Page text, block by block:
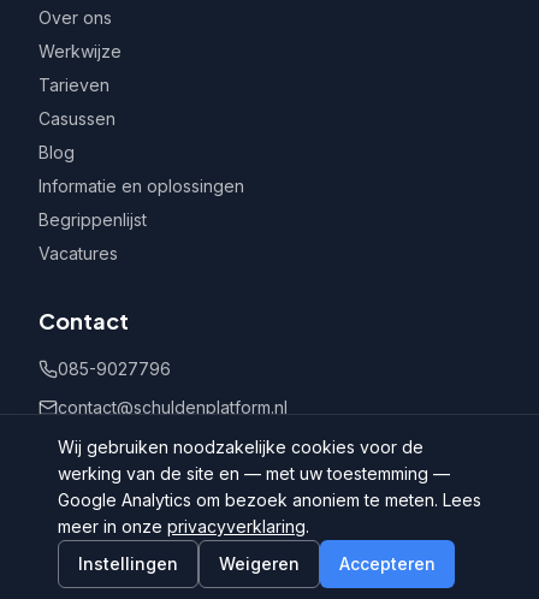
Over ons
Werkwijze
Tarieven
Casussen
Blog
Informatie en oplossingen
Begrippenlijst
Vacatures
Contact
085-9027796
contact@schuldenplatform.nl
Postbus 802, 7400 AV Deventer
©
Schuldenplatform.nl
Algemene
Wij gebruiken noodzakelijke cookies voor de
werking van de site en — met uw toestemming —
Google Analytics om bezoek anoniem te meten. Lees
meer in onze privacyverklaring.
Instellingen
Weigeren Accepteren